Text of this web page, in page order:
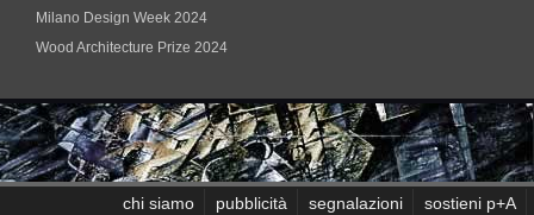
Milano Design Week 2024
Wood Architecture Prize 2024
chi siamo pubblicità segnalazioni sostieni p+A